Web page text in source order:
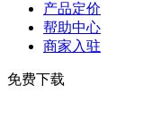
产品定价
帮助中心
商家入驻
免费下载